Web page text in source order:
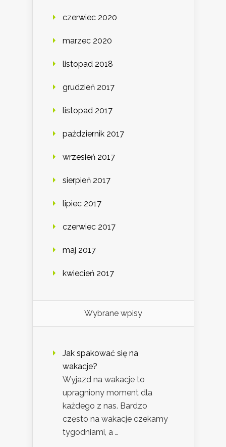
czerwiec 2020
marzec 2020
listopad 2018
grudzień 2017
listopad 2017
październik 2017
wrzesień 2017
sierpień 2017
lipiec 2017
czerwiec 2017
maj 2017
kwiecień 2017
Wybrane wpisy
Jak spakować się na
wakacje?
Wyjazd na wakacje to
upragniony moment dla
każdego z nas. Bardzo
często na wakacje czekamy
tygodniami, a …